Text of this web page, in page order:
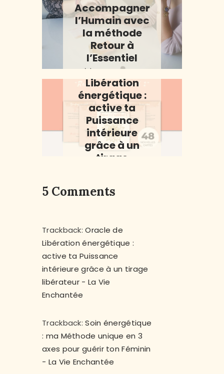
Accompagner
l’Humain avec
la méthode
Retour à
l’Essentiel
ORACLES
Oracle de
Libération
énergétique :
active ta
Puissance
intérieure
grâce à un
tirage
30/09/2025
5 Comments
Trackback:Oracle de
Libération énergétique :
active ta Puissance
intérieure grâce à un tirage
libérateur - La Vie
Enchantée
Trackback:Soin énergétique
: ma Méthode unique en 3
axes pour guérir ton Féminin
- La Vie Enchantée